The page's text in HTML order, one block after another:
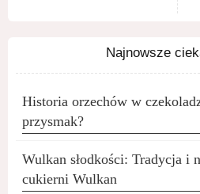
Najnowsze
Historia orzechów w
przysmak?
Wulkan słodkości: Tradycja i
cukierni Wulkan